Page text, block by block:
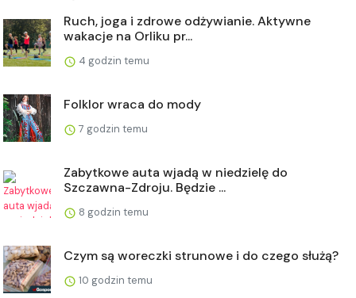
Ruch, joga i zdrowe odżywianie. Aktywne
wakacje na Orliku pr...
4 godzin temu
Folklor wraca do mody
7 godzin temu
Zabytkowe auta wjadą w niedzielę do
Szczawna-Zdroju. Będzie ...
8 godzin temu
Czym są woreczki strunowe i do czego służą?
10 godzin temu